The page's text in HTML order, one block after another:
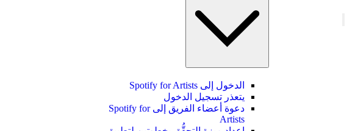
الدخول إلى Spotify for Artists
يتعذر تسجيل الدخول
دعوة أعضاء الفريق إلى Spotify for
Artists